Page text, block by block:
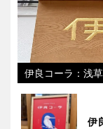
伊良コーラ：浅
伊